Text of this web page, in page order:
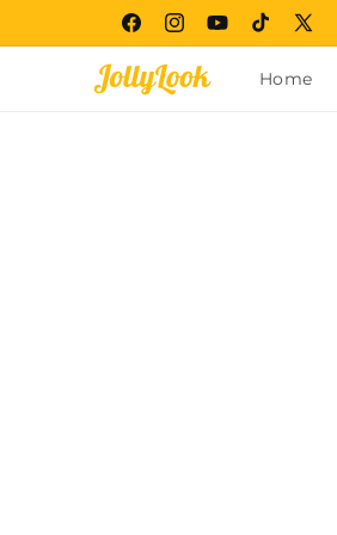
direttamente
ai contenuti
FacebookInstagram
YouTubeTikTok
X
Home